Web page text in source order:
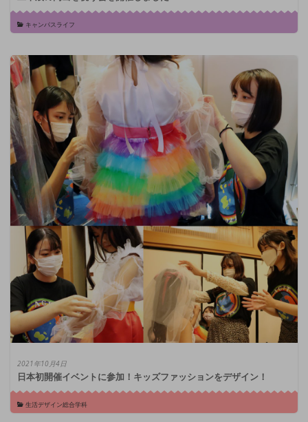
キャンパスライフ
2021年10月4日
日本初開催イベントに参加！キッズファッションをデザイン！
生活デザイン総合学科